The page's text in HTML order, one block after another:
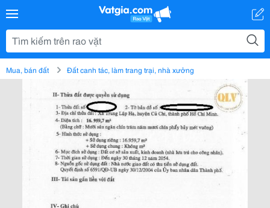
Mua, bán đất Đất canh tác, làm trang trại, nhà xưởng